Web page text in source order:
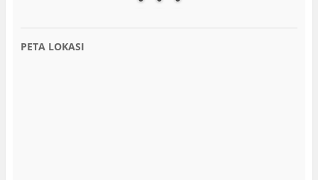
PETA LOKASI